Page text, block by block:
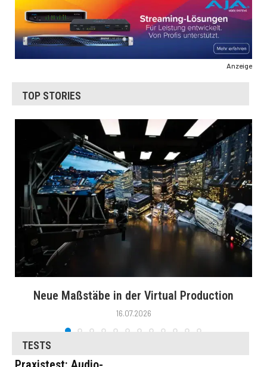
Anzeige
TOP STORIES
Neue Maßstäbe in der Virtual Production
16.07.2026
TESTS